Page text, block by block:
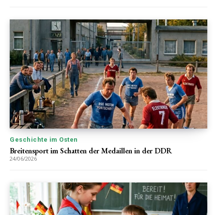
Geschichte im Osten
Breitensport im Schatten der Medaillen in der DDR
24/06/2026